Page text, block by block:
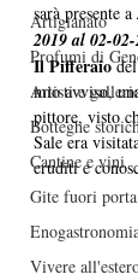
Artigianato
Profumi di
Artisti e
Botteghe
Cantine e vini
Gite fuori porta
Vivere
sarà presente a
2019 al 02-
Il Pifferaio del
mio avviso,
pittore, visto
Sale era
eruditi e